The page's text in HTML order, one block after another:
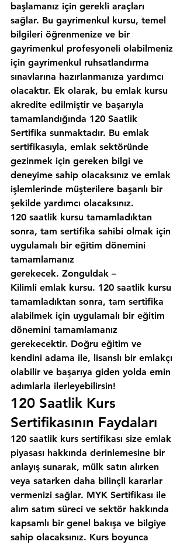
başlamanız için gerekli araçları
sağlar. Bu gayrimenkul kursu, temel
bilgileri öğrenmenize ve bir
gayrimenkul profesyoneli olabilmeniz
için gayrimenkul ruhsatlandırma
sınavlarına hazırlanmanıza yardımcı
olacaktır. Ek olarak, bu emlak kursu
akredite edilmiştir ve başarıyla
tamamlandığında 120 Saatlik
Sertifika sunmaktadır. Bu emlak
sertifikasıyla, emlak sektöründe
gezinmek için gereken bilgi ve
deneyime sahip olacaksınız ve emlak
işlemlerinde müşterilere başarılı bir
şekilde yardımcı olacaksınız.
120 saatlik kursu tamamladıktan
sonra, tam sertifika sahibi olmak için
uygulamalı bir eğitim dönemini
tamamlamanız
gerekecek. Zonguldak –
Kilimli emlak kursu. 120 saatlik kursu
tamamladıktan sonra, tam sertifika
alabilmek için uygulamalı bir eğitim
dönemini tamamlamanız
gerekecektir. Doğru eğitim ve
kendini adama ile, lisanslı bir emlakçı
olabilir ve başarıya giden yolda emin
adımlarla ilerleyebilirsin!
120 Saatlik Kurs
Sertifikasının Faydaları
120 saatlik kurs sertifikası size emlak
piyasası hakkında derinlemesine bir
anlayış sunarak, mülk satın alırken
veya satarken daha bilinçli kararlar
vermenizi sağlar. MYK Sertifikası ile
alım satım süreci ve sektör hakkında
kapsamlı bir genel bakışa ve bilgiye
sahip olacaksınız. Kurs boyunca